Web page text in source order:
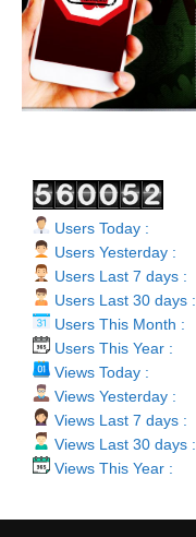
Users Today :
Users Yesterday :
Users Last 7 days :
Users Last 30 days :
Users This Month :
Users This Year :
Views Today :
Views Yesterday :
Views Last 7 days :
Views Last 30 days :
Views This Year :